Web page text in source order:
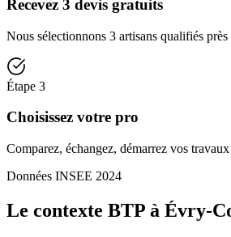
Recevez 3 devis gratuits
Nous sélectionnons 3 artisans qualifiés
Étape 3
Choisissez votre pro
Comparez, échangez, démarrez vos
Données INSEE 2024
Le contexte BTP à Évry-